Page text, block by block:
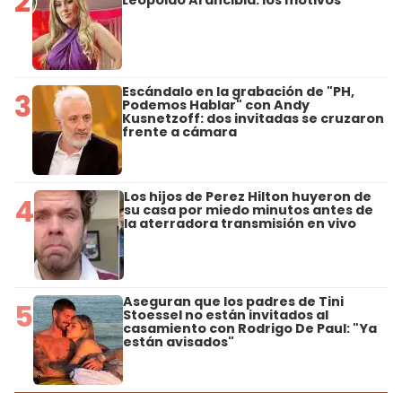
3 Escándalo en la grabación de "PH,
Podemos Hablar" con Andy
Kusnetzoff: dos invitadas se cruzaron
frente a cámara
4 Los hijos de Perez Hilton huyeron de
su casa por miedo minutos antes de
la aterradora transmisión en vivo
5 Aseguran que los padres de Tini
Stoessel no están invitados al
casamiento con Rodrigo De Paul: "Ya
están avisados"